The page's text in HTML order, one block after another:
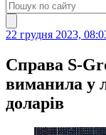
22 грудня 2023,
Справа S-
виманила у
доларів